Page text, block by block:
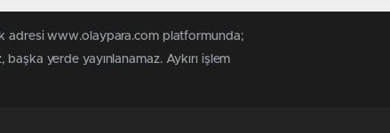
adresi www.olaypara.com platformunda;
yerde yayınlanamaz. Aykırı işlem